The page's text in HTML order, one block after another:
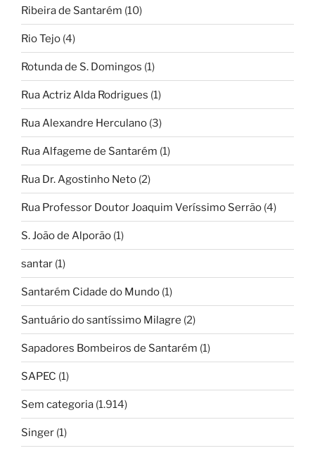
Ribeira de Santarém (10)
Rio Tejo (4)
Rotunda de S. Domingos (1)
Rua Actriz Alda Rodrigues (1)
Rua Alexandre Herculano (3)
Rua Alfageme de Santarém (1)
Rua Dr. Agostinho Neto (2)
Rua Professor Doutor Joaquim Veríssimo Serrão (4)
S. João de Alporão (1)
santar (1)
Santarém Cidade do Mundo (1)
Santuário do santíssimo Milagre (2)
Sapadores Bombeiros de Santarém (1)
SAPEC (1)
Sem categoria (1.914)
Singer (1)